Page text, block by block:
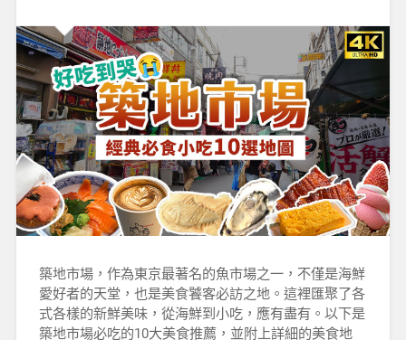
築地市場，作為東京最著名的魚市場之一，不僅是海鮮
愛好者的天堂，也是美食饕客必訪之地。這裡匯聚了各
式各樣的新鮮美味，從海鮮到小吃，應有盡有。以下是
築地市場必吃的10大美食推薦，並附上詳細的美食地